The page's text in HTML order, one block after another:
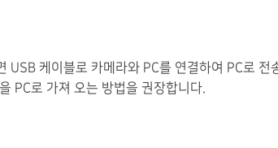
USB 케이블로 카메라와 PC를 연결하여 PC로 전
을 PC로 가져 오는 방법을 권장합니다.